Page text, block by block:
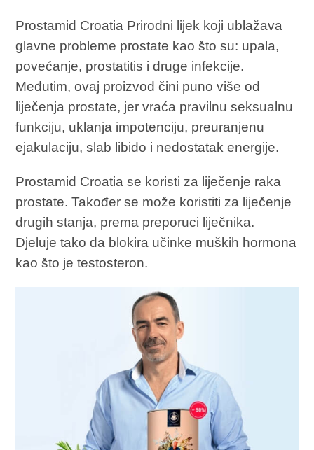
Prostamid Croatia Prirodni lijek koji ublažava
glavne probleme prostate kao što su: upala,
povećanje, prostatitis i druge infekcije.
Međutim, ovaj proizvod čini puno više od
liječenja prostate, jer vraća pravilnu seksualnu
funkciju, uklanja impotenciju, preuranjenu
ejakulaciju, slab libido i nedostatak energije.
Prostamid Croatia se koristi za liječenje raka
prostate. Također se može koristiti za liječenje
drugih stanja, prema preporuci liječnika.
Djeluje tako da blokira učinke muških hormona
kao što je testosteron.